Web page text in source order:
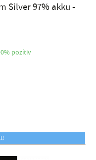
Silver 97% akku -
pozítiv